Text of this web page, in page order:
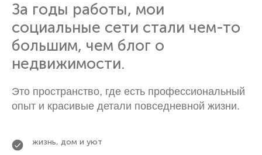
За годы работы, мои
социальные сети стали чем-то
большим, чем блог о
недвижимости.
Это пространство, где есть профессиональный
опыт и красивые детали повседневной жизни.
жизнь, дом и уют